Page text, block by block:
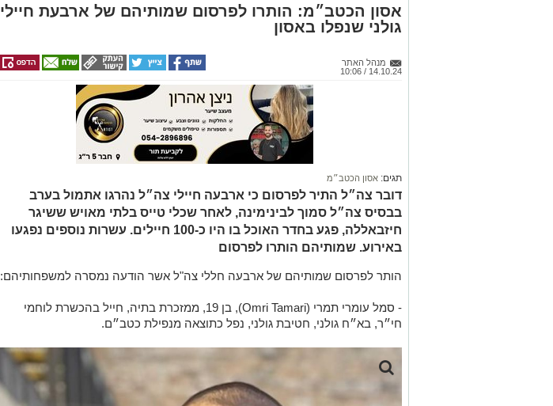
אסון הכטב״מ: הותרו לפרסום שמותיהם של ארבעת חיילי
גולני שנפלו באסון
מנהל האתר
14.10.24 / 10:06
תגים: אסון הכטב״מ
דובר צה״ל התיר לפרסום כי ארבעה חיילי צה״ל נהרגו אתמול בערב
בבסיס צה״ל סמוך לבינימינה, לאחר שכלי טייס בלתי מאויש ששיגר
חיזבאללה, פגע בחדר האוכל בו היו כ-100 חיילים. עשרות נוספים נפגעו
באירוע. שמותיהם הותרו לפרסום
הותר לפרסום שמותיהם של ארבעה חללי צה"ל אשר הודעה נמסרה למשפחותיהם:
- סמל עומרי תמרי (Omri Tamari), בן 19, ממזכרת בתיה, חייל בהכשרת לוחמי
חי״ר, בא״ח גולני, חטיבת גולני, נפל כתוצאה מנפילת כטב״ם.